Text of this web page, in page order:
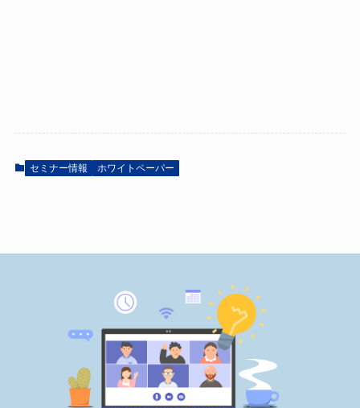
セミナー情報 ホワイトペーパー